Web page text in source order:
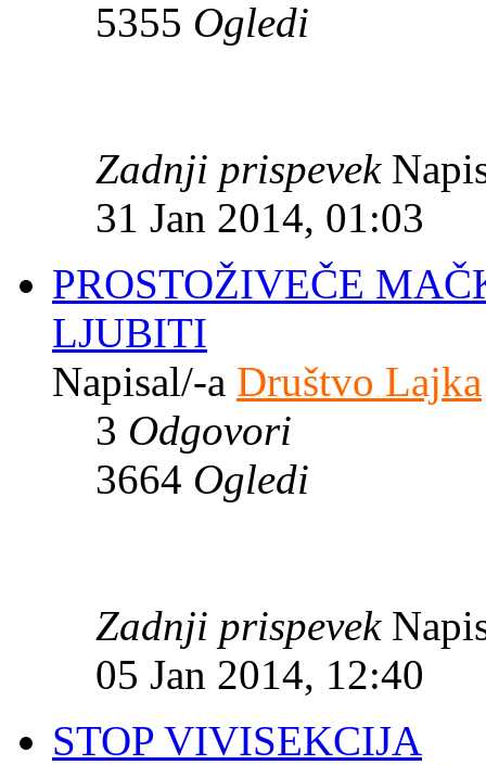
5355 Ogledi
Zadnji prispevek
31 Jan 2014, 01:03
PROSTOŽIVEČE
LJUBITI
Napisal/-a Društvo Lajka
3 Odgovori
3664 Ogledi
Zadnji prispevek
05 Jan 2014, 12:40
STOP VIVISEKCIJA